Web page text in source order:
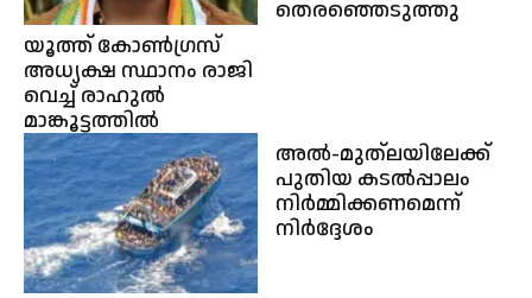
യൂത്ത് കോൺഗ്രസ്
അധ്യക്ഷ സ്ഥാനം രാജി
വെച്ച് രാഹുല്‍
മാങ്കൂട്ടത്തിൽ
തെരഞ്ഞെടുത്തു
അൽ-മുത്‌ലയിലേക്ക്
പുതിയ കടൽപ്പാലം
നിർമ്മിക്കണമെന്ന്
നിർദ്ദേശം